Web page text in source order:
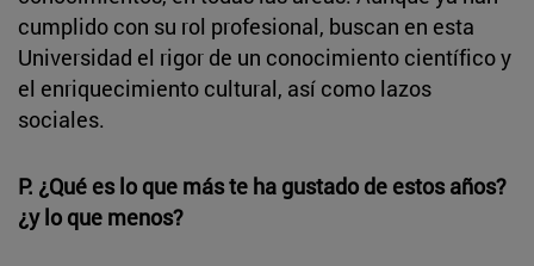
cumplido con su rol profesional, buscan en esta
Universidad el rigor de un conocimiento científico y
el enriquecimiento cultural, así como lazos
sociales.
P. ¿Qué es lo que más te ha gustado de estos años?
¿y lo que menos?